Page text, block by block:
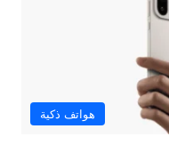
هواتف ذكية